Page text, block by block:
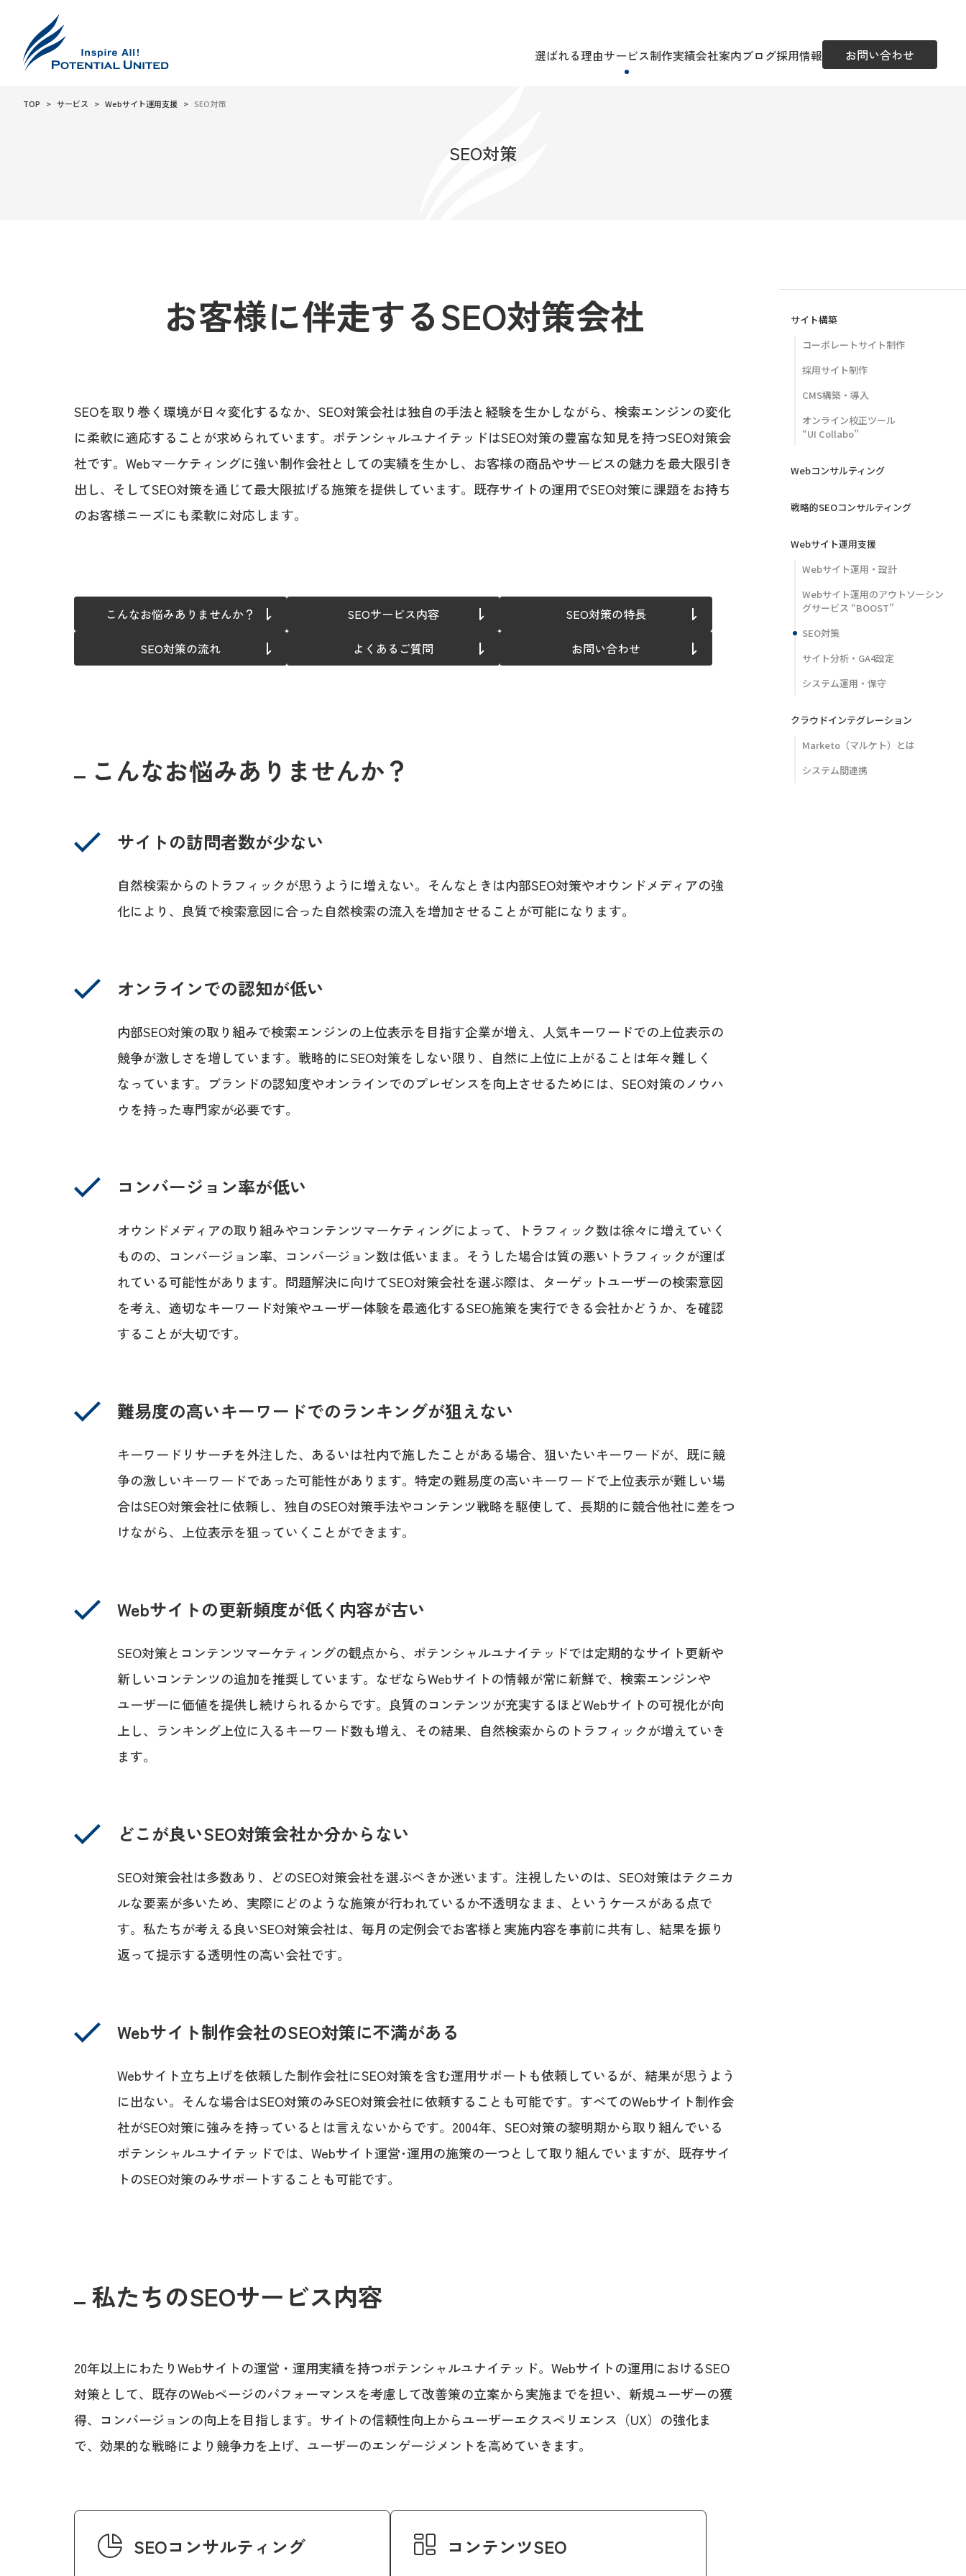
選ばれる理由サービス制作実績会社案内ブログ採用情報 お問い合わせ
TOP サービス Webサイト運用支援 SEO対策
SEO対策
お客様に伴走するSEO対策会社
SEOを取り巻く環境が日々変化するなか、SEO対策会社は独自の手法と経験を生かしながら、検索エンジンの変化
に柔軟に適応することが求められています。ポテンシャルユナイテッドはSEO対策の豊富な知見を持つSEO対策会
社です。Webマーケティングに強い制作会社としての実績を生かし、お客様の商品やサービスの魅力を最大限引き
出し、そしてSEO対策を通じて最大限拡げる施策を提供しています。既存サイトの運用でSEO対策に課題をお持ち
のお客様ニーズにも柔軟に対応します。
こんなお悩みありませんか？ SEOサービス内容
SEO対策の特長
SEO対策の流れ
よくあるご質問 お問い合わせ
こんなお悩みありませんか？
サイトの訪問者数が少ない
自然検索からのトラフィックが思うように増えない。そんなときは内部SEO対策やオウンドメディアの強
化により、良質で検索意図に合った自然検索の流入を増加させることが可能になります。
オンラインでの認知が低い
内部SEO対策の取り組みで検索エンジンの上位表示を目指す企業が増え、人気キーワードでの上位表示の
競争が激しさを増しています。戦略的にSEO対策をしない限り、自然に上位に上がることは年々難しく
なっています。ブランドの認知度やオンラインでのプレゼンスを向上させるためには、SEO対策のノウハ
ウを持った専門家が必要です。
コンバージョン率が低い
オウンドメディアの取り組みやコンテンツマーケティングによって、トラフィック数は徐々に増えていく
ものの、コンバージョン率、コンバージョン数は低いまま。そうした場合は質の悪いトラフィックが運ば
れている可能性があります。問題解決に向けてSEO対策会社を選ぶ際は、ターゲットユーザーの検索意図
を考え、適切なキーワード対策やユーザー体験を最適化するSEO施策を実行できる会社かどうか、を確認
することが大切です。
難易度の高いキーワードでのランキングが狙えない
キーワードリサーチを外注した、あるいは社内で施したことがある場合、狙いたいキーワードが、既に競
争の激しいキーワードであった可能性があります。特定の難易度の高いキーワードで上位表示が難しい場
合はSEO対策会社に依頼し、独自のSEO対策手法やコンテンツ戦略を駆使して、長期的に競合他社に差をつ
けながら、上位表示を狙っていくことができます。
Webサイトの更新頻度が低く内容が古い
SEO対策とコンテンツマーケティングの観点から、ポテンシャルユナイテッドでは定期的なサイト更新や
新しいコンテンツの追加を推奨しています。なぜならWebサイトの情報が常に新鮮で、検索エンジンや
ユーザーに価値を提供し続けられるからです。良質のコンテンツが充実するほどWebサイトの可視化が向
上し、ランキング上位に入るキーワード数も増え、その結果、自然検索からのトラフィックが増えていき
ます。
どこが良いSEO対策会社か分からない
SEO対策会社は多数あり、どのSEO対策会社を選ぶべきか迷います。注視したいのは、SEO対策はテクニカ
ルな要素が多いため、実際にどのような施策が行われているか不透明なまま、というケースがある点で
す。私たちが考える良いSEO対策会社は、毎月の定例会でお客様と実施内容を事前に共有し、結果を振り
返って提示する透明性の高い会社です。
Webサイト制作会社のSEO対策に不満がある
Webサイト立ち上げを依頼した制作会社にSEO対策を含む運用サポートも依頼しているが、結果が思うよう
に出ない。そんな場合はSEO対策のみSEO対策会社に依頼することも可能です。すべてのWebサイト制作会
社がSEO対策に強みを持っているとは言えないからです。2004年、SEO対策の黎明期から取り組んでいる
ポテンシャルユナイテッドでは、Webサイト運営･運用の施策の一つとして取り組んでいますが、既存サイ
トのSEO対策のみサポートすることも可能です。
私たちのSEOサービス内容
20年以上にわたりWebサイトの運営・運用実績を持つポテンシャルユナイテッド。Webサイトの運用におけるSEO
対策として、既存のWebページのパフォーマンスを考慮して改善策の立案から実施までを担い、新規ユーザーの獲
得、コンバージョンの向上を目指します。サイトの信頼性向上からユーザーエクスペリエンス（UX）の強化ま
で、効果的な戦略により競争力を上げ、ユーザーのエンゲージメントを高めていきます。
SEOコンサルティング コンテンツSEO
サイト構築
コーポレートサイト制作
採用サイト制作
CMS構築・導入
オンライン校正ツール
“UI Collabo”
Webコンサルティング
戦略的SEOコンサルティング
Webサイト運用支援
Webサイト運用・設計
Webサイト運用のアウトソーシン
グサービス “BOOST”
SEO対策
サイト分析・GA4設定
システム運用・保守
クラウドインテグレーション
Marketo（マルケト）とは
システム間連携